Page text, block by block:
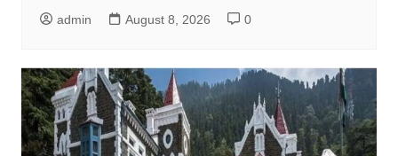
admin August 8, 2026 0